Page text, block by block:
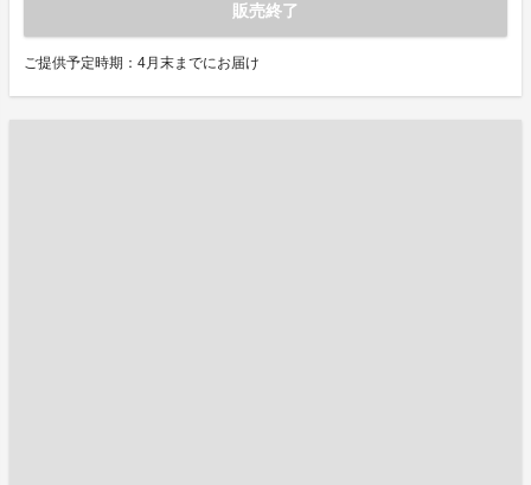
販売終了
ご提供予定時期：4月末までにお届け